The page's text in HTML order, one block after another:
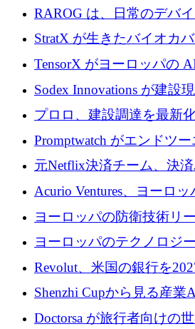
尿モニタリングを自動化
証を獲得
RAROG は、日常のデバ
助ビーコンに変えるため
StratX が生きたバイオカ
ン対策に 119 万ドルを調
TensorX がヨーロッパの
有者によって決まると考
Sodex Innovations が建設
のインテリジェンスをも
ユーロを確保
プロロ、建設調達を最新
ンドを調達
Promptwatch がエンドツ
適化プラットフォームを
万ユーロを調達
元Netflix決済チーム、決
ラットフォームNopanの
万ユーロを調達
Acurio Ventures、ヨーロ
流動性を解放するために1
ファンドを立ち上げる
ヨーロッパの防衛技術リ
ングは、180億ドルの評価
ヨーロッパのテクノロジ
ユーロを超える 70 以上の
Revolut、米国の銀行を
国の社長が語る
Shenzhi Cupから見る産業
産業実装への道筋
Doctorsa が旅行者向けの